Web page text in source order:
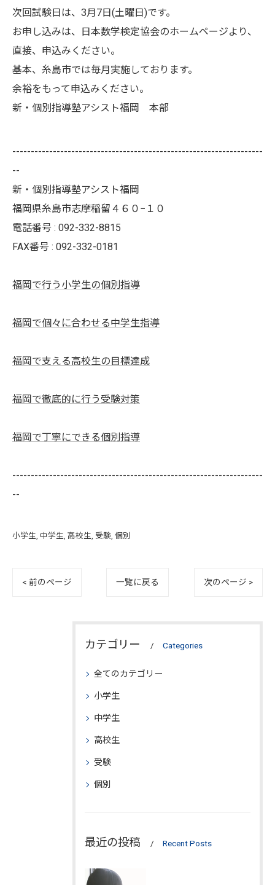
次回試験日は、3月7日(土曜日)です。
お申し込みは、日本数学検定協会のホームページより、
直接、申込みください。
基本、糸島市では毎月実施しております。
余裕をもって申込みください。
新・個別指導塾アシスト福岡 本部
--------------------------------------------------------------------
--
新・個別指導塾アシスト福岡
福岡県糸島市志摩稲留４６０−１０
電話番号 : 092-332-8815
FAX番号 : 092-332-0181
福岡で行う小学生の個別指導
福岡で個々に合わせる中学生指導
福岡で支える高校生の目標達成
福岡で徹底的に行う受験対策
福岡で丁寧にできる個別指導
--------------------------------------------------------------------
--
小学生 中学生 高校生 受験 個別
< 前のページ 一覧に戻る 次のページ >
カテゴリー Categories
全てのカテゴリー
小学生
中学生
高校生
受験
個別
最近の投稿 Recent Posts